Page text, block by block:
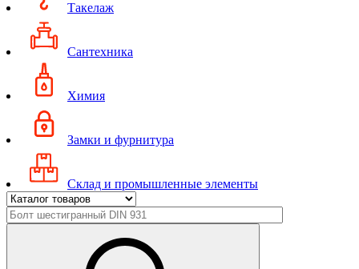
Такелаж
Сантехника
Химия
Замки и фурнитура
Склад и промышленные элементы